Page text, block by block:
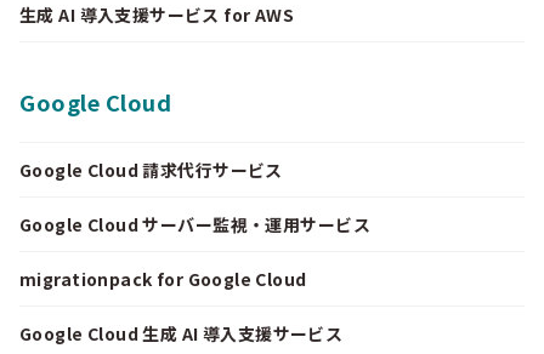
生成 AI 導入支援サービス for AWS
Google Cloud
Google Cloud 請求代行サービス
Google Cloud サーバー監視・運用サービス
migrationpack for Google Cloud
Google Cloud 生成 AI 導入支援サービス